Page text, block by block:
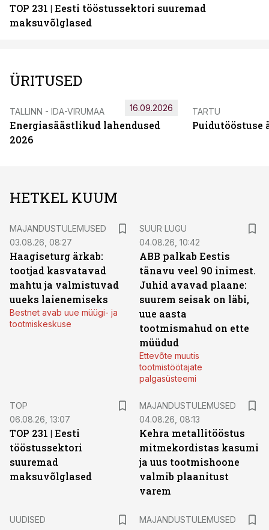
TOP 231 | Eesti tööstussektori suuremad
maksuvõlglased
ÜRITUSED
TALLINN - IDA-VIRUMAA
Energiasäästlikud lahendused
2026
16.09.2026 TARTU
Puidutööstuse
HETKEL KUUM
MAJANDUSTULEMUSED
03.08.26, 08:27
Haagiseturg ärkab:
tootjad kasvatavad
mahtu ja valmistuvad
uueks laienemiseks
Bestnet avab uue müügi- ja
tootmiskeskuse
SUUR LUGU
04.08.26, 10:42
ABB palkab Eestis
tänavu veel 90 inimest.
Juhid avavad plaane:
suurem seisak on läbi,
uue aasta
tootmismahud on ette
müüdud
Ettevõte muutis
tootmistöötajate
palgasüsteemi
TOP
06.08.26, 13:07
TOP 231 | Eesti
tööstussektori
suuremad
maksuvõlglased
MAJANDUSTULEMUSED
04.08.26, 08:13
Kehra metallitööstus
mitmekordistas kasumi
ja uus tootmishoone
valmib plaanitust
varem
UUDISED
MAJANDUSTULEMUSED